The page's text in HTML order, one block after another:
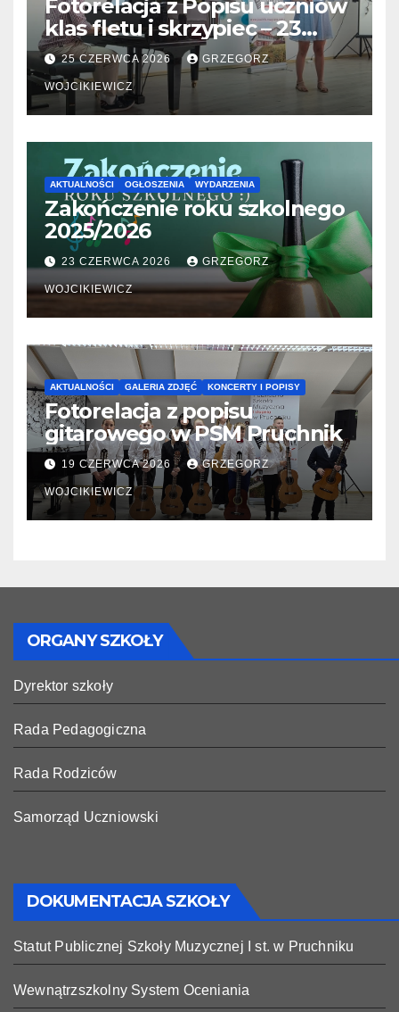
Fotorelacja z Popisu uczniów
klas fletu i skrzypiec – 23
06.2026
25 CZERWCA 2026 GRZEGORZ
WOJCIKIEWICZ
AKTUALNOŚCI OGŁOSZENIA WYDARZENIA
Zakończenie roku szkolnego
2025/2026
23 CZERWCA 2026 GRZEGORZ
WOJCIKIEWICZ
AKTUALNOŚCI GALERIA ZDJĘĆ KONCERTY I POPISY
Fotorelacja z popisu
gitarowego w PSM Pruchnik
19 CZERWCA 2026 GRZEGORZ
WOJCIKIEWICZ
ORGANY SZKOŁY
Dyrektor szkoły
Rada Pedagogiczna
Rada Rodziców
Samorząd Uczniowski
DOKUMENTACJA SZKOŁY
Statut Publicznej Szkoły Muzycznej I st. w Pruchniku
Wewnątrzszkolny System Oceniania